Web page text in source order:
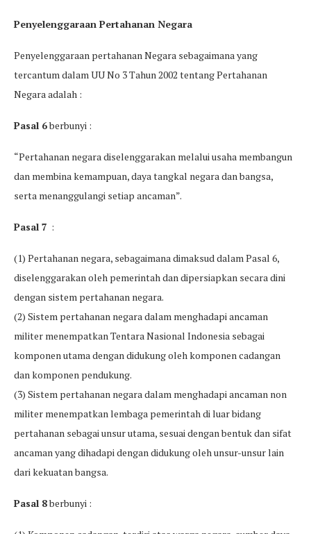
Penyelenggaraan Pertahanan Negara
Penyelenggaraan pertahanan Negara sebagaimana yang
tercantum dalam UU No 3 Tahun 2002 tentang Pertahanan
Negara adalah :
Pasal 6berbunyi :
“Pertahanan negara diselenggarakan melalui usaha membangun
dan membina kemampuan, daya tangkal negara dan bangsa,
serta menanggulangi setiap ancaman”.
Pasal 7 :
(1) Pertahanan negara, sebagaimana dimaksud dalam Pasal 6,
diselenggarakan oleh pemerintah dan dipersiapkan secara dini
dengan sistem pertahanan negara.
(2) Sistem pertahanan negara dalam menghadapi ancaman
militer menempatkan Tentara Nasional Indonesia sebagai
komponen utama dengan didukung oleh komponen cadangan
dan komponen pendukung.
(3) Sistem pertahanan negara dalam menghadapi ancaman non
militer menempatkan lembaga pemerintah di luar bidang
pertahanan sebagai unsur utama, sesuai dengan bentuk dan sifat
ancaman yang dihadapi dengan didukung oleh unsur-unsur lain
dari kekuatan bangsa.
Pasal 8berbunyi :